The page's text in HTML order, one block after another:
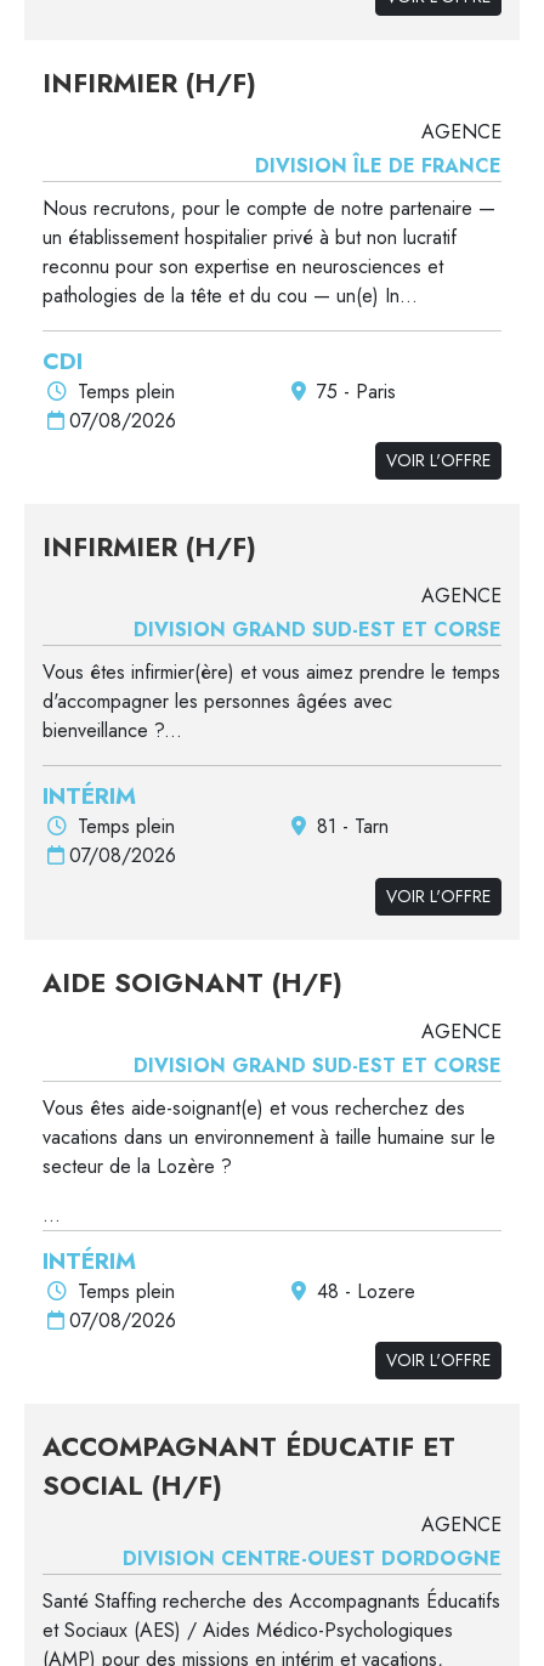
INFIRMIER (H/F)
AGENCE
DIVISION ÎLE DE FRANCE
Nous recrutons, pour le compte de notre partenaire —
un établissement hospitalier privé à but non lucratif
reconnu pour son expertise en neurosciences et
pathologies de la tête et du cou — un(e) In...
CDI
Temps plein
75 - Paris
07/08/2026
VOIR L'OFFRE
INFIRMIER (H/F)
AGENCE
DIVISION GRAND SUD-EST ET CORSE
Vous êtes infirmier(ère) et vous aimez prendre le temps
d'accompagner les personnes âgées avec
bienveillance ?...
INTÉRIM
Temps plein
81 - Tarn
07/08/2026
VOIR L'OFFRE
AIDE SOIGNANT (H/F)
AGENCE
DIVISION GRAND SUD-EST ET CORSE
Vous êtes aide-soignant(e) et vous recherchez des
vacations dans un environnement à taille humaine sur le
secteur de la Lozère ?
...
INTÉRIM
Temps plein
48 - Lozere
07/08/2026
VOIR L'OFFRE
ACCOMPAGNANT ÉDUCATIF ET
SOCIAL (H/F)
AGENCE
DIVISION CENTRE-OUEST DORDOGNE
Santé Staffing recherche des Accompagnants Éducatifs
et Sociaux (AES) / Aides Médico-Psychologiques
(AMP) pour des missions en intérim et vacations,